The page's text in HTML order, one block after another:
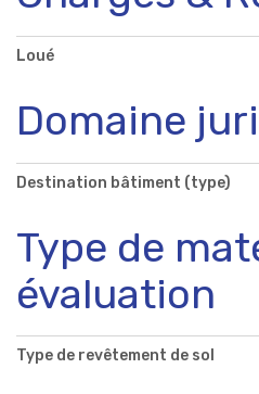
Loué
Domaine
Destination bâtiment (type)
Type de
évaluation
Type de revêtement de sol